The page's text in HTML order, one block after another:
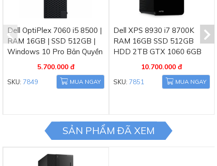
hoạt động ổn định trong thời gian dài và phù
hợp với môi trường văn phòng hoặc doanh
nghiệp.
Dell OptiPlex 7060 i5 8500 |
RAM 16GB | SSD 512GB |
Windows 10 Pro Bản Quyền
5.700.000 đ
SKU: 7849 MUA NGAY
Dell XPS 8930 i7 8700K
RAM 16GB SSD 512GB
HDD 2TB GTX 1060 6GB
10.700.000 đ
SKU: 7851 MUA NGAY
SẢN PHẨM ĐÃ XEM